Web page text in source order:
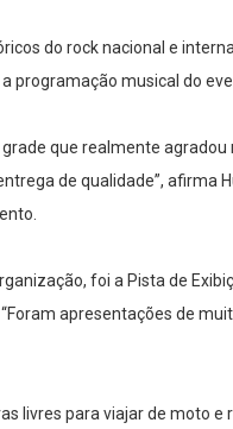
do rock nacional e
programação musical do
que realmente
de qualidade”, afirma
foi a Pista de
apresentações de
livres para viajar de moto